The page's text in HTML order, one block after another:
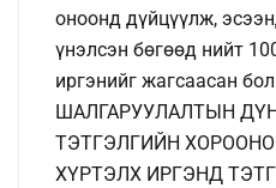
оноонд дүйцүүлж,
үнэлсэн бөгөөд нийт
иргэнийг жагсаасан
ШАЛГАРУУЛАЛТЫН
ТЭТГЭЛГИЙН
ХҮРТЭЛХ ИРГЭНД